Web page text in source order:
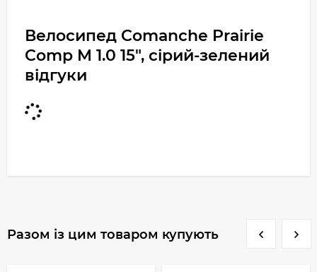
Велосипед Comanche Prairie
Comp M 1.0 15", сірий-зелений
відгуки
Разом із цим товаром купують